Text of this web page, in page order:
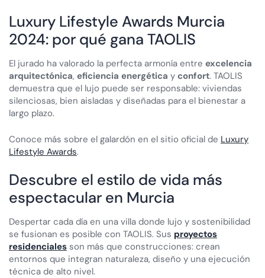
Luxury Lifestyle Awards Murcia
2024: por qué gana TAOLIS
El jurado ha valorado la perfecta armonía entre excelencia
arquitectónica, eficiencia energética y confort. TAOLIS
demuestra que el lujo puede ser responsable: viviendas
silenciosas, bien aisladas y diseñadas para el bienestar a
largo plazo.
Conoce más sobre el galardón en el sitio oficial de Luxury
Lifestyle Awards.
Descubre el estilo de vida más
espectacular en Murcia
Despertar cada día en una villa donde lujo y sostenibilidad
se fusionan es posible con TAOLIS. Sus proyectos
residenciales son más que construcciones: crean
entornos que integran naturaleza, diseño y una ejecución
técnica de alto nivel.